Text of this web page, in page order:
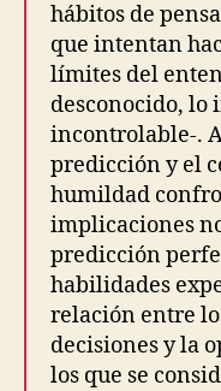
hábitos de
que intentan
límites del
desconocido, lo
incontrolable-.
predicción y el
humildad
implicaciones
predicción
habilidades
relación entre
decisiones y la
los que se